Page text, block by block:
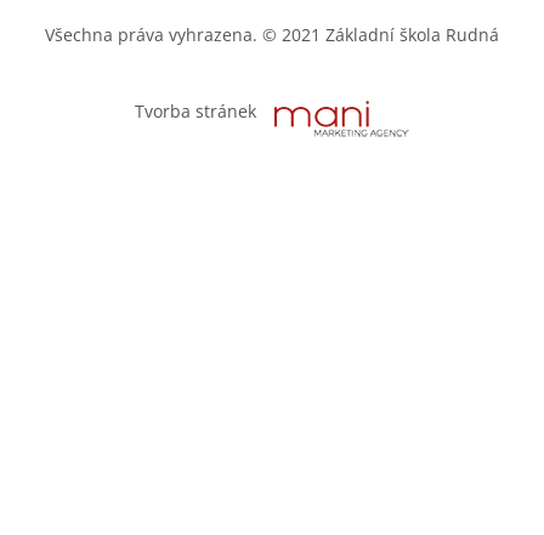
Tvorba stránek
Všechna práva vyhrazena. © 2021 Základní škola Rudná